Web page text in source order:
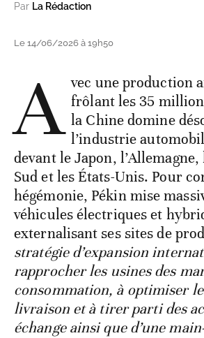
Par La Rédaction
Le 14/06/2026 à 19h50
A vec une production
frôlant les 35
la Chine domine
l’industrie
devant le Japon, l’Allemagne,
Sud et les États-Unis. Pour
hégémonie, Pékin mise
véhicules électriques et
externalisant ses sites de
stratégie d’expansion
rapprocher les usines des
consommation, à optimiser
livraison et à tirer parti des
échange ainsi que d’une